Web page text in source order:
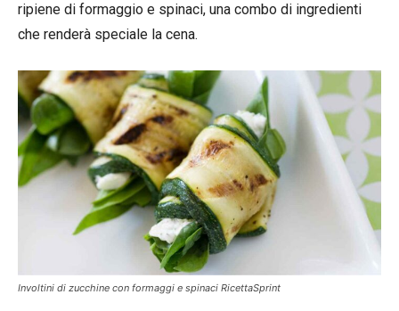
ripiene di formaggio e spinaci, una combo di ingredienti
che renderà speciale la cena.
Involtini di zucchine con formaggi e spinaci RicettaSprint